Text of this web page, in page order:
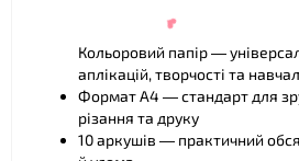
Кольоровий папір —
аплікацій, творчості та
Формат А4 — стандарт для
різання та друку
10 аркушів — практичний